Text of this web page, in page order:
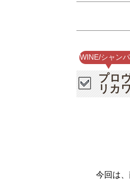
WINE/シャン
プロ
リカ
今回は